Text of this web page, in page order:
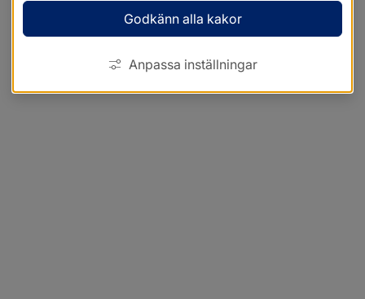
Godkänn alla kakor
Anpassa inställningar